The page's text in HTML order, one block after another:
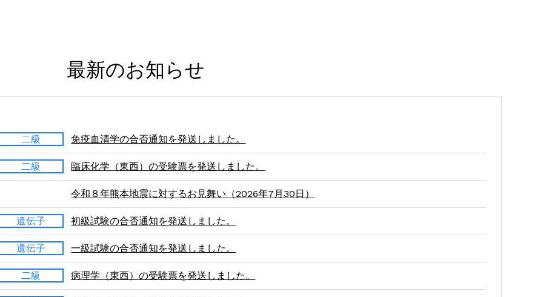
最新のお知らせ
二級 免疫血清学の合否通知を発送しました。
二級 臨床化学（東西）の受験票を発送しました。
令和８年熊本地震に対するお見舞い（2026年7月30日）
遺伝子 初級試験の合否通知を発送しました。
遺伝子 一級試験の合否通知を発送しました。
二級 病理学（東西）の受験票を発送しました。